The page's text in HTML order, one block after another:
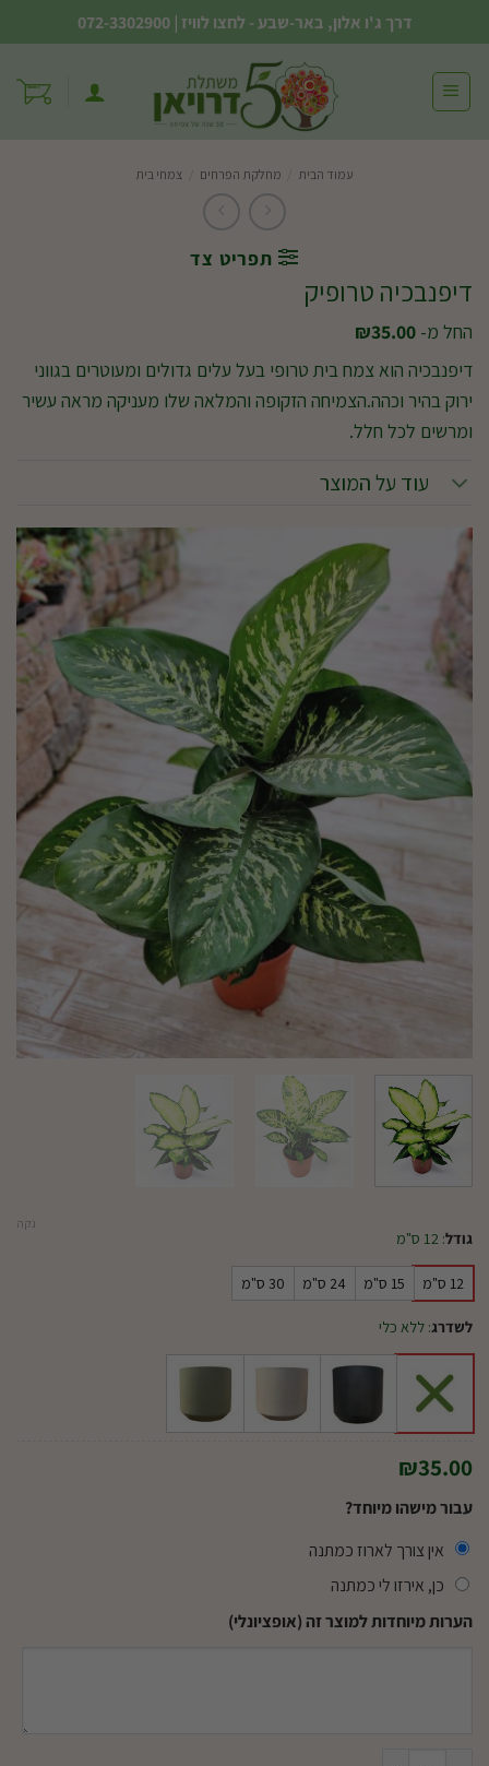
to
content
דרך ג'ו אלון, באר-שבע - לחצו לוויז |
072-3302900
עמוד הבית מחלקת הפרחים צמחי בית
תפריט צד
דיפנבכיה טרופיק
החל מ- ₪35.00
דיפנבכיה הוא צמח בית טרופי בעל עלים גדולים ומעוטרים בגווני
ירוק בהיר וכהה.הצמיחה הזקופה והמלאה שלו מעניקה מראה עשיר
ומרשים לכל חלל.
עוד על המוצר
גודל: 12 ס"מ
12 ס"מ 15 ס"מ 24 ס"מ 30 ס"מ
לשדרג: ללא כלי
נקה
₪35.00
עבור מישהו מיוחד?
אין צורך לארוז כמתנה
כן, אירזו לי כמתנה
הערות מיוחדות למוצר זה (אופציונלי)